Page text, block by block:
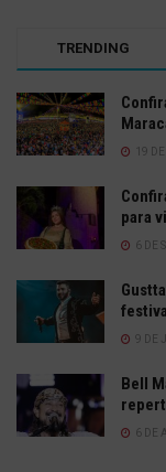
TRENDING
19
para
6 DE
9 DE
Bell
6 DE